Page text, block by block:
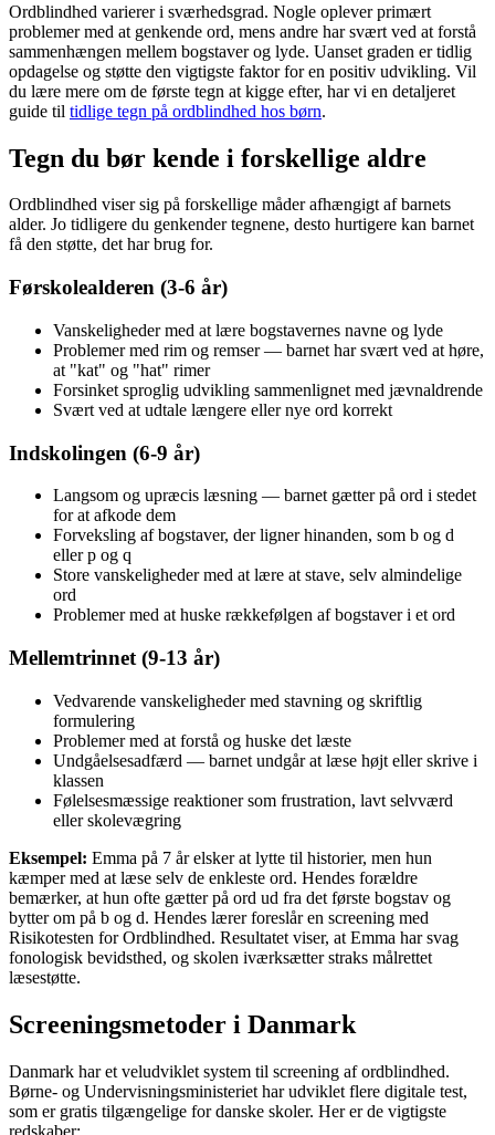
Ordblindhed varierer i sværhedsgrad. Nogle oplever primært
problemer med at genkende ord, mens andre har svært ved at forstå
sammenhængen mellem bogstaver og lyde. Uanset graden er tidlig
opdagelse og støtte den vigtigste faktor for en positiv udvikling. Vil
du lære mere om de første tegn at kigge efter, har vi en detaljeret
guide til tidlige tegn på ordblindhed hos børn.
Tegn du bør kende i forskellige aldre
Ordblindhed viser sig på forskellige måder afhængigt af barnets
alder. Jo tidligere du genkender tegnene, desto hurtigere kan barnet
få den støtte, det har brug for.
Førskolealderen (3-6 år)
Vanskeligheder med at lære bogstavernes navne og lyde
Problemer med rim og remser — barnet har svært ved at høre,
at "kat" og "hat" rimer
Forsinket sproglig udvikling sammenlignet med jævnaldrende
Svært ved at udtale længere eller nye ord korrekt
Indskolingen (6-9 år)
Langsom og upræcis læsning — barnet gætter på ord i stedet
for at afkode dem
Forveksling af bogstaver, der ligner hinanden, som b og d
eller p og q
Store vanskeligheder med at lære at stave, selv almindelige
ord
Problemer med at huske rækkefølgen af bogstaver i et ord
Mellemtrinnet (9-13 år)
Vedvarende vanskeligheder med stavning og skriftlig
formulering
Problemer med at forstå og huske det læste
Undgåelsesadfærd — barnet undgår at læse højt eller skrive i
klassen
Følelsesmæssige reaktioner som frustration, lavt selvværd
eller skolevægring
Eksempel: Emma på 7 år elsker at lytte til historier, men hun
kæmper med at læse selv de enkleste ord. Hendes forældre
bemærker, at hun ofte gætter på ord ud fra det første bogstav og
bytter om på b og d. Hendes lærer foreslår en screening med
Risikotesten for Ordblindhed. Resultatet viser, at Emma har svag
fonologisk bevidsthed, og skolen iværksætter straks målrettet
læsestøtte.
Screeningsmetoder i Danmark
Danmark har et veludviklet system til screening af ordblindhed.
Børne- og Undervisningsministeriet har udviklet flere digitale test,
som er gratis tilgængelige for danske skoler. Her er de vigtigste
redskaber: